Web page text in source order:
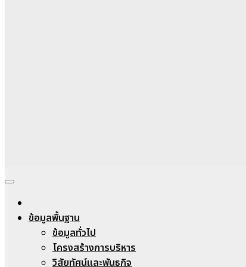
Nongheecharoenwit
ข้อมูลพื้นฐาน
ข้อมูลทั่วไป
โครงสร้างการบริหาร
วิสัยทัศน์และพันธกิจ